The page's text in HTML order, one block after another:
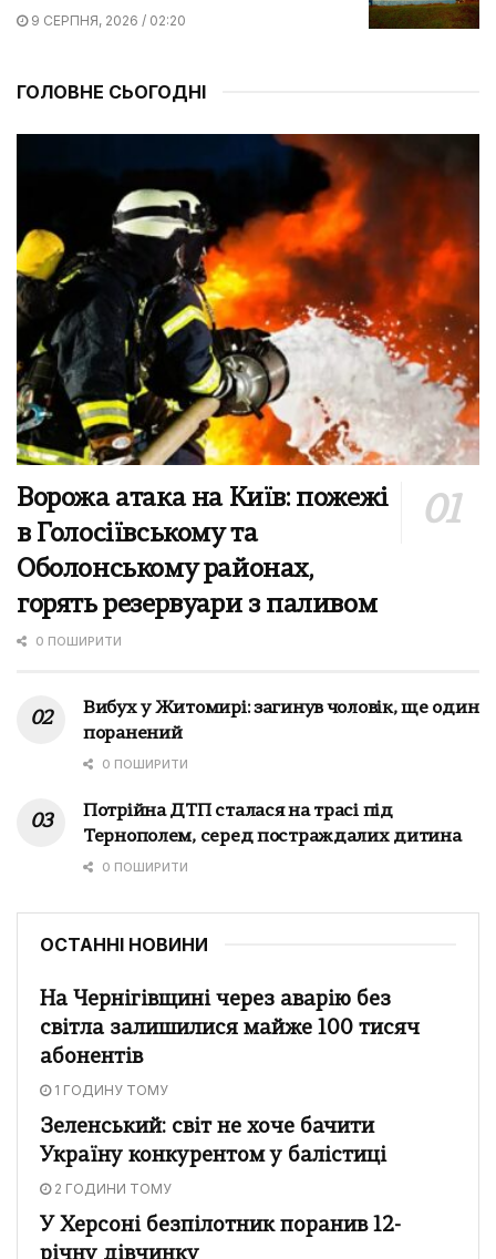
9 СЕРПНЯ, 2026 / 02:20
ГОЛОВНЕ СЬОГОДНІ
Ворожа атака на Київ: пожежі
в Голосіївському та
Оболонському районах,
горять резервуари з паливом
0 ПОШИРИТИ
Вибух у Житомирі: загинув чоловік, ще один
поранений
0 ПОШИРИТИ
Потрійна ДТП сталася на трасі під
Тернополем, серед постраждалих дитина
0 ПОШИРИТИ
ОСТАННІ НОВИНИ
На Чернігівщині через аварію без
світла залишилися майже 100 тисяч
абонентів
1 ГОДИНУ ТОМУ
Зеленський: світ не хоче бачити
Україну конкурентом у балістиці
2 ГОДИНИ ТОМУ
У Херсоні безпілотник поранив 12-
річну дівчинку